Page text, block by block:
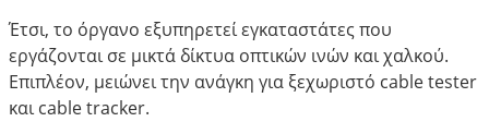
Έτσι, το όργανο εξυπηρετεί εγκαταστάτες που
εργάζονται σε μικτά δίκτυα οπτικών ινών και χαλκού.
Επιπλέον, μειώνει την ανάγκη για ξεχωριστό cable tester
και cable tracker.